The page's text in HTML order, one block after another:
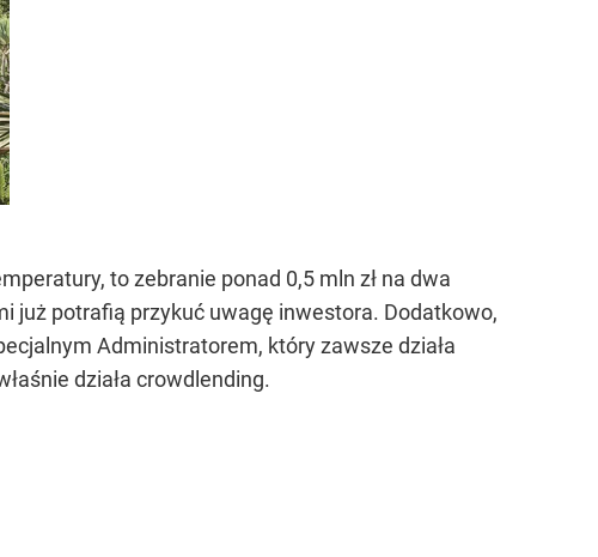
to zebranie ponad 0,5 mln zł na dwa
już potrafią przykuć uwagę inwestora. Dodatkowo,
Administratorem, który zawsze działa
działa crowdlending.